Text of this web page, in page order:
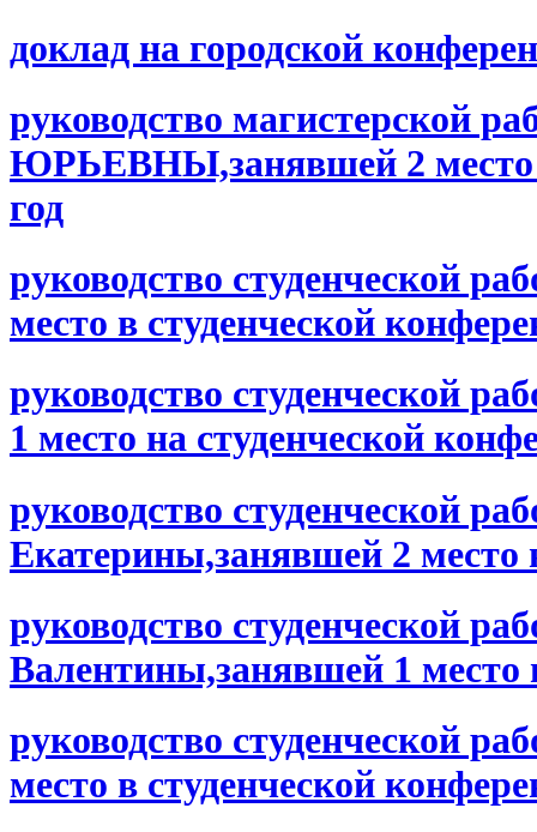
доклад на городской
руководство
ЮРЬЕВНЫ,занявшей 2 место
год
руководство студенческой
место в студенческой
руководство студенческой
1 место на студенческой
руководство студенческой
Екатерины,занявшей 2 место
руководство студенческой
Валентины,занявшей 1 место
руководство студенческой
место в студенческой